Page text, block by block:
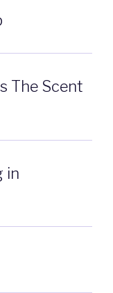
The Scent
in